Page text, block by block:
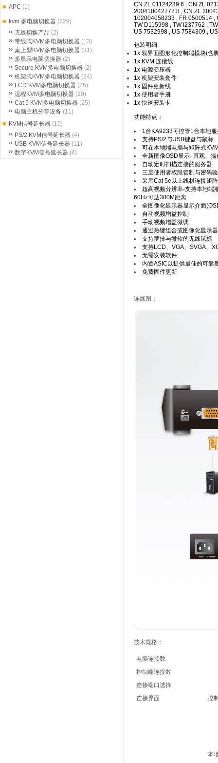
CN ZL 01124239.6 , CN ZL
200410042772.8 , CN ZL
102004058233 , FR 0500514 ,
TW D115998 , TW I237762 ,
US 7532998 , US 7584309 ,
包装明细
1x 双界面图形化控制端模块(含
1x KVM 连接线
1x 电源变压器
1x 机架安装套件
1x 固件更新线
1x 使用者手册
1x 快速安装卡
功能特点：
1台KA9233可控管1台本地
支持PS/2与USB键盘与鼠标
可在本地端电脑与矩阵式
全新图像OSD显示- 直观、
自动定时扫描连接的服务器
三层使用者权限管制与密码
采用Cat 5e以上线材连接矩
超高视频分辨率-支持本地端
60Hz可达300M距离
全图像化显示器显示介面
自动视频增益控制
手动视频增益微调
通过热键组合或图像化显示
支持罗技与微软的无线鼠标
支持LCD、VGA、SVGA、
无需安装软件
内置ASIC以提供最佳的可靠
免费固件更新
连线图：
技术规格：
电脑连接数
控制端连接数
连接端口选择
连接界面
控
本
APC (1)
kvm 多电脑切换器 (229)
无线切换产品 (2)
带线式KVM多电脑切换器 (13)
桌上型KVM多电脑切换器 (31)
多显示电脑切换器 (2)
Secure KVM多电脑切换器 (2)
机架式KVM多电脑切换器 (24)
LCD KVM多电脑切换器 (25)
远程KVM多电脑切换器 (29)
Cat 5 KVM多电脑切换器 (25)
电脑主机分享设备 (11)
KVM信号延长器 (19)
PS/2 KVM信号延长器 (4)
USB KVM信号延长器 (11)
数字KVM信号延长器 (4)